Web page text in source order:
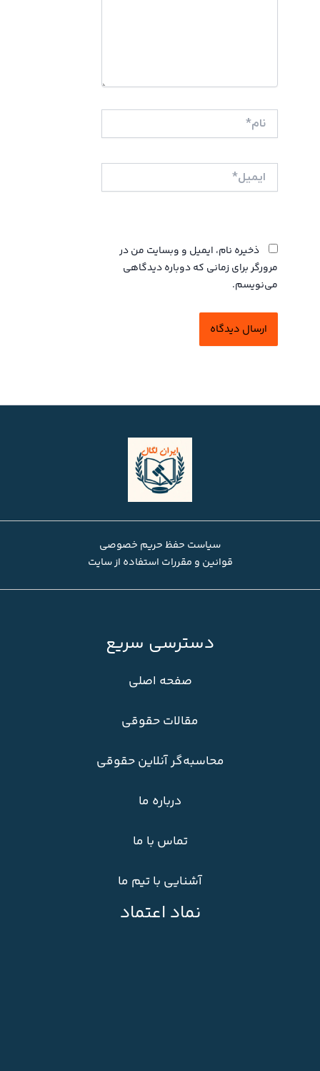
نام*
ایمیل*
ذخیره نام، ایمیل و وبسایت من در
مرورگر برای زمانی که دوباره دیدگاهی
می‌نویسم.
سیاست حفظ حریم خصوصی
قوانین و مقررات استفاده از سایت
دسترسی سریع
صفحه اصلی
مقالات حقوقی
محاسبه‌گر آنلاین حقوقی
درباره ما
تماس با ما
آشنایی با تیم ما
نماد اعتماد